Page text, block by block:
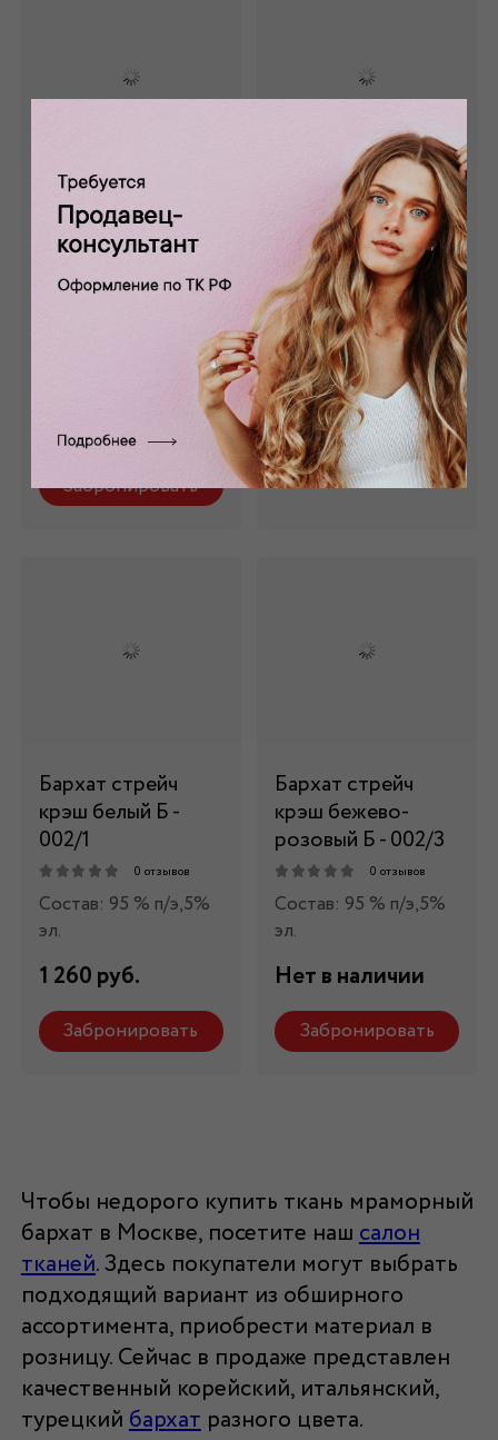
Бархат стрейч
крэш серо-
коричневый Б -
002/5
Состав: 95 % п/э,5%
1 260 руб.
Забронировать
Бархат стрейч
крэш золотисто-
бежевый Б - 002/4
0 отзывов
Состав: 95 % п/э,5%
эл.
1 260 руб.
Забронировать
Бархат стрейч
крэш белый Б -
002/1
0 отзывов
Состав: 95 % п/э,5%
эл.
1 260 руб.
Забронировать
Бархат стрейч
крэш бежево-
розовый Б - 002/3
0 отзывов
Состав: 95 % п/э,5%
эл.
Нет в наличии
Забронировать
Чтобы недорого купить ткань мраморный
бархат в Москве, посетите нашсалон
тканей. Здесь покупатели могут выбрать
подходящий вариант из обширного
ассортимента, приобрести материал в
розницу. Сейчас в продаже представлен
качественный корейский, итальянский,
турецкийбархатразного цвета.